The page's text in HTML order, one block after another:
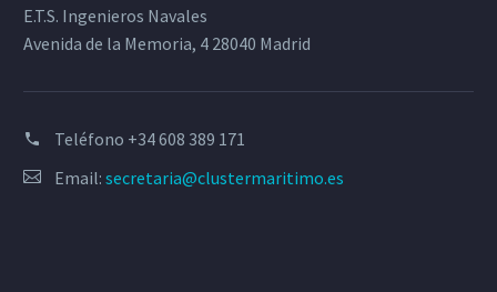
E.T.S. Ingenieros Navales
Avenida de la Memoria, 4 28040 Madrid
Teléfono +34 608 389 171
Email: secretaria@clustermaritimo.es